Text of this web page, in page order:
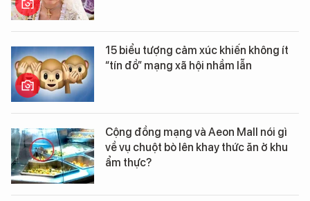
15 biểu tượng cảm xúc khiến không ít
“tín đồ” mạng xã hội nhầm lẫn
Cộng đồng mạng và Aeon Mall nói gì
về vụ chuột bò lên khay thức ăn ở khu
ẩm thực?